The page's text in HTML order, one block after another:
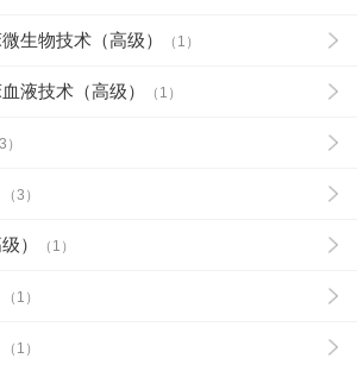
生物技术（高级） （1）
液技术（高级） （1）
）
（3）
） （1）
（1）
（1）